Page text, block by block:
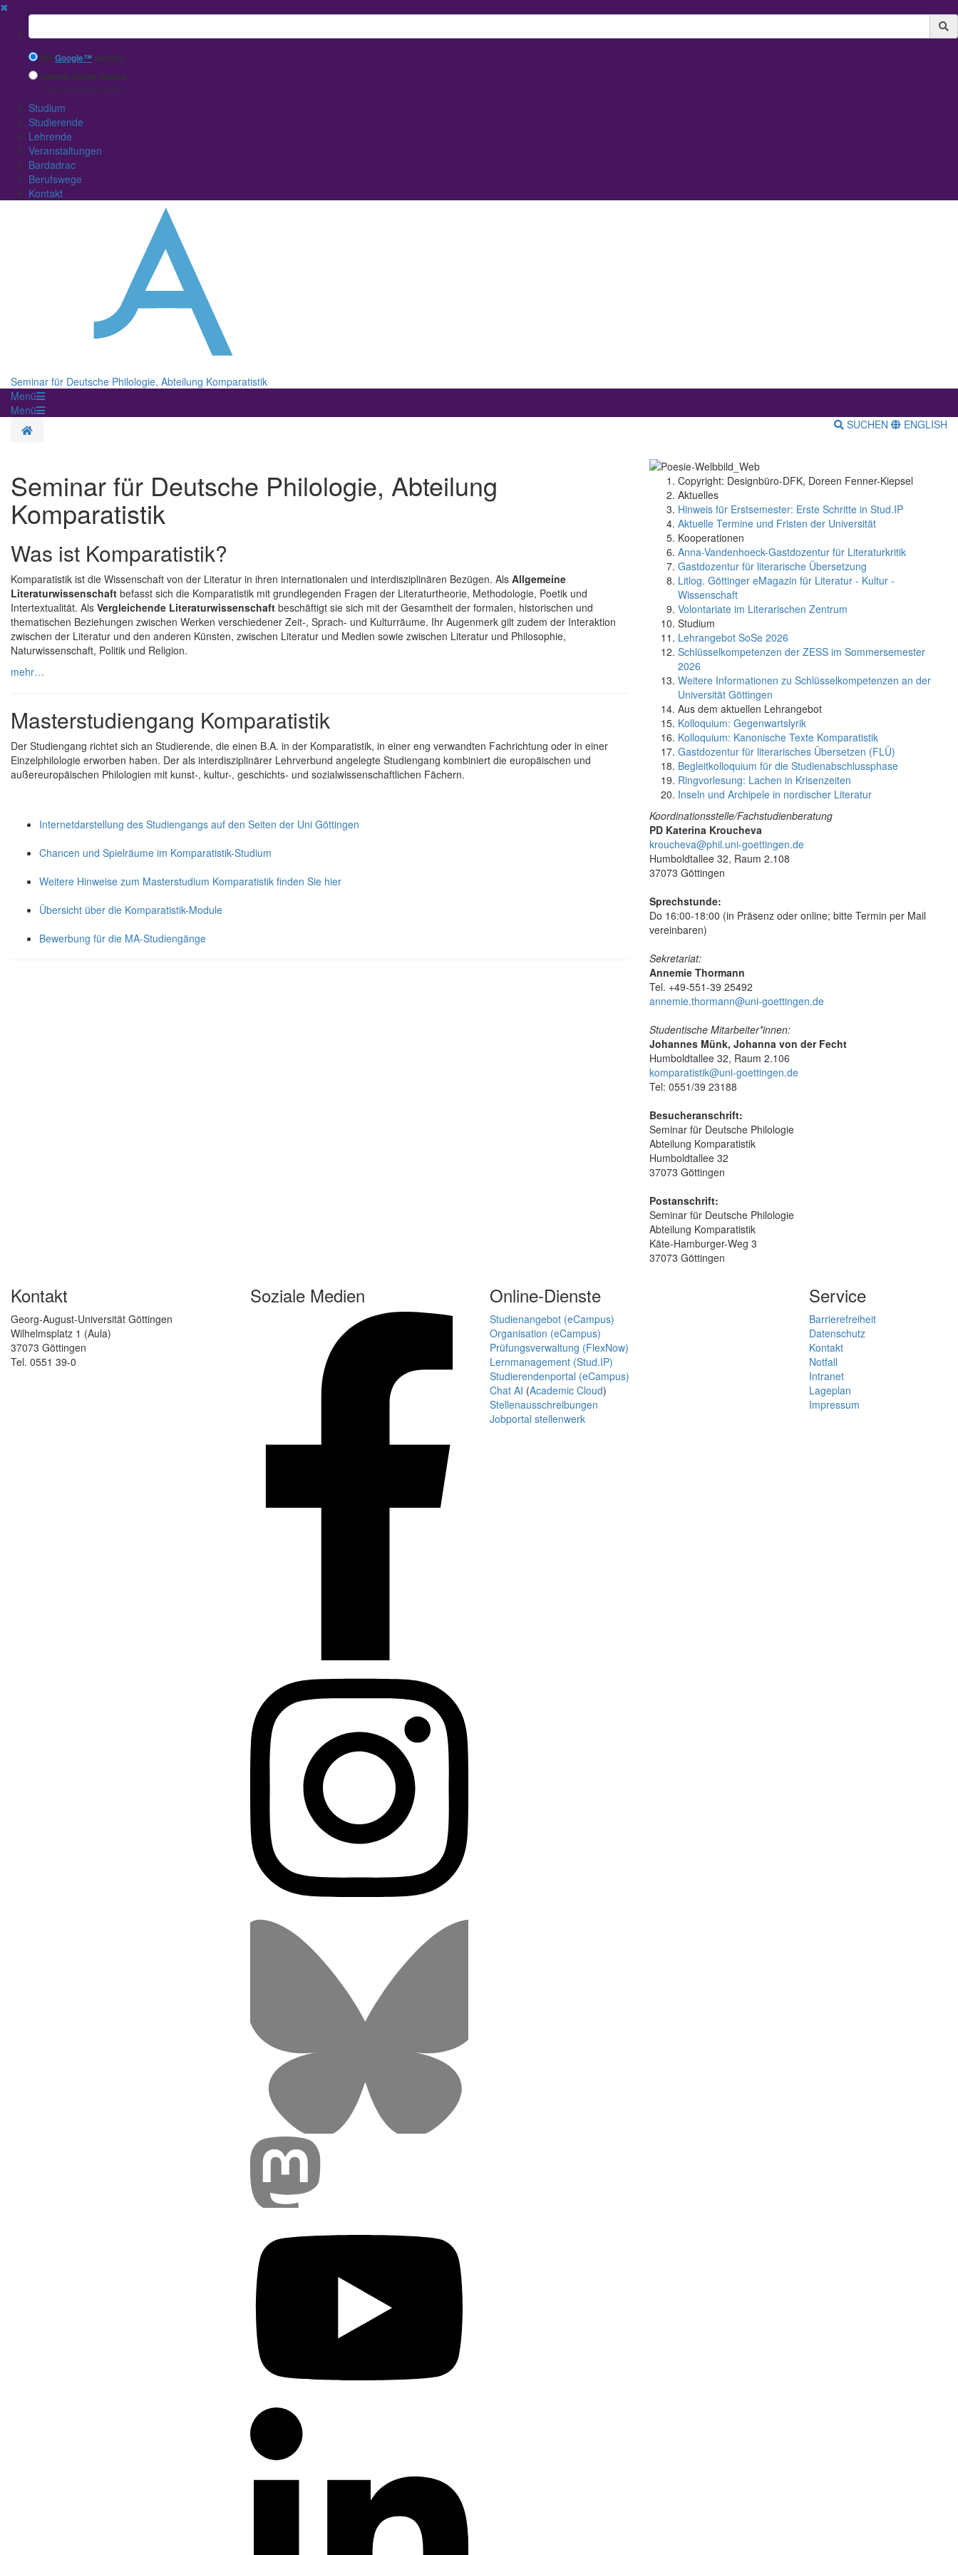
✖
Suchbegriff
MitGoogle™ suchen
Interne Suche nutzen
(eingeschränkte Ergebnisqualität)
Studium
Studierende
Lehrende
Veranstaltungen
Bardadrac
Berufswege
Kontakt
Seminar für Deutsche Philologie, Abteilung Komparatistik
Menü
Menü
Startseite
SUCHEN ENGLISH
Seminar für Deutsche Philologie, Abteilung
Komparatistik
Was ist Komparatistik?
Komparatistik ist die Wissenschaft von der Literatur in ihren internationalen und interdisziplinären Bezügen. Als Allgemeine
Literaturwissenschaft befasst sich die Komparatistik mit grundlegenden Fragen der Literaturtheorie, Methodologie, Poetik und
Intertextualität. Als Vergleichende Literaturwissenschaft beschäftigt sie sich mit der Gesamtheit der formalen, historischen und
thematischen Beziehungen zwischen Werken verschiedener Zeit-, Sprach- und Kulturräume. Ihr Augenmerk gilt zudem der Interaktion
zwischen der Literatur und den anderen Künsten, zwischen Literatur und Medien sowie zwischen Literatur und Philosophie,
Naturwissenschaft, Politik und Religion.
mehr…
Masterstudiengang Komparatistik
Der Studiengang richtet sich an Studierende, die einen B.A. in der Komparatistik, in einer eng verwandten Fachrichtung oder in einer
Einzelphilologie erworben haben. Der als interdisziplinärer Lehrverbund angelegte Studiengang kombiniert die europäischen und
außereuropäischen Philologien mit kunst-, kultur-, geschichts- und sozialwissenschaftlichen Fächern.
Internetdarstellung des Studiengangs auf den Seiten der Uni Göttingen
Chancen und Spielräume im Komparatistik-Studium
Weitere Hinweise zum Masterstudium Komparatistik finden Sie hier
Übersicht über die Komparatistik-Module
Bewerbung für die MA-Studiengänge
Copyright: Designbüro-DFK, Doreen Fenner-Kiepsel
Aktuelles
Hinweis für Erstsemester: Erste Schritte in Stud.IP
Aktuelle Termine und Fristen der Universität
Kooperationen
Anna-Vandenhoeck-Gastdozentur für Literaturkritik
Gastdozentur für literarische Übersetzung
Litlog. Göttinger eMagazin für Literatur - Kultur -
Wissenschaft
Volontariate im Literarischen Zentrum
Studium
Lehrangebot SoSe 2026
Schlüsselkompetenzen der ZESS im Sommersemester
2026
Weitere Informationen zu Schlüsselkompetenzen an der
Universität Göttingen
Aus dem aktuellen Lehrangebot
Kolloquium: Gegenwartslyrik
Kolloquium: Kanonische Texte Komparatistik
Gastdozentur für literarisches Übersetzen (FLÜ)
Begleitkolloquium für die Studienabschlussphase
Ringvorlesung: Lachen in Krisenzeiten
Inseln und Archipele in nordischer Literatur
Koordinationsstelle/Fachstudienberatung
PD Katerina Kroucheva
kroucheva@phil.uni-goettingen.de
Humboldtallee 32, Raum 2.108
37073 Göttingen
Sprechstunde:
Do 16:00-18:00 (in Präsenz oder online; bitte Termin per Mail
vereinbaren)
Sekretariat:
Annemie Thormann
Tel. +49-551-39 25492
annemie.thormann@uni-goettingen.de
Studentische Mitarbeiter*innen:
Johannes Münk, Johanna von der Fecht
Humboldtallee 32, Raum 2.106
komparatistik@uni-goettingen.de
Tel: 0551/39 23188
Besucheranschrift:
Seminar für Deutsche Philologie
Abteilung Komparatistik
Humboldtallee 32
37073 Göttingen
Postanschrift:
Seminar für Deutsche Philologie
Abteilung Komparatistik
Käte-Hamburger-Weg 3
37073 Göttingen
Kontakt
Georg-August-Universität Göttingen
Wilhelmsplatz 1 (Aula)
37073 Göttingen
Tel. 0551 39-0
Soziale Medien Online-Dienste
Studienangebot (eCampus)
Organisation (eCampus)
Prüfungsverwaltung (FlexNow)
Lernmanagement (Stud.IP)
Studierendenportal (eCampus)
Chat AI (Academic Cloud)
Stellenausschreibungen
Jobportal stellenwerk
Service
Barrierefreiheit
Datenschutz
Kontakt
Notfall
Intranet
Lageplan
Impressum